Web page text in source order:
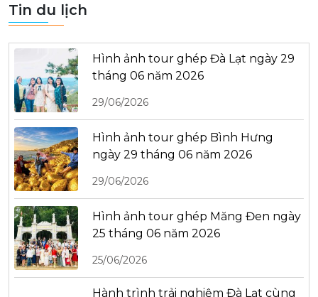
Tin du lịch
Hình ảnh tour ghép Đà Lạt ngày 29
tháng 06 năm 2026
29/06/2026
Hình ảnh tour ghép Bình Hưng
ngày 29 tháng 06 năm 2026
29/06/2026
Hình ảnh tour ghép Măng Đen ngày
25 tháng 06 năm 2026
25/06/2026
Hành trình trải nghiệm Đà Lạt cùng